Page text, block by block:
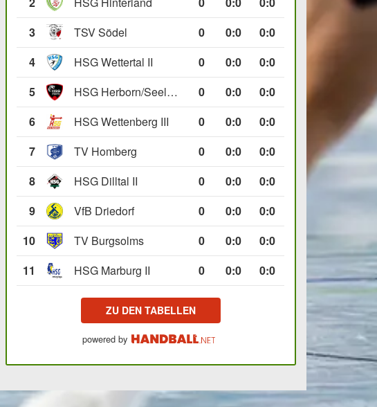
3
TSV Södel 0 0:0
0:0
4
HSG Wettertal II 0 0:0
0:0
5
HSG Herborn/Seelbach 0 0:0
0:0
6
HSG Wettenberg III 0 0:0
0:0
7
TV Homberg 0 0:0
0:0
8
HSG Dilltal II 0 0:0
0:0
9
VfB Driedorf 0 0:0
0:0
10
TV Burgsolms 0 0:0
0:0
11
HSG Marburg II 0 0:0 0:0
ZU DEN TABELLEN
powered by